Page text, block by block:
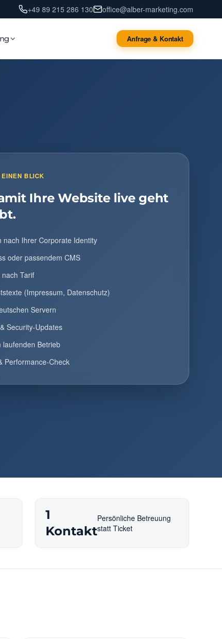
+49 89 215 286 130 office@alber-marketing.com
Anfrage & Kontakt
BLICK
Ihre Website live geht
nach Ihrer Corporate Identity
oder passendem CMS
Tarif
(Impressum, Datenschutz)
Servern
Security-Updates
laufenden Betrieb
Performance-Check
1
Kontakt
Persönliche Betreuung
statt Ticket